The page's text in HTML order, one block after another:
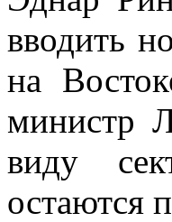
вводить
на
министр
виду
остаются